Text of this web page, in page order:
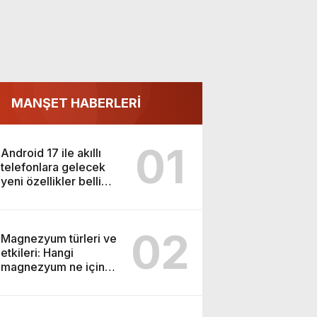
MANŞET HABERLERİ
Android 17 ile akıllı
telefonlara gelecek
yeni özellikler belli
01
Magnezyum türleri ve
etkileri: Hangi
magnezyum ne için
02